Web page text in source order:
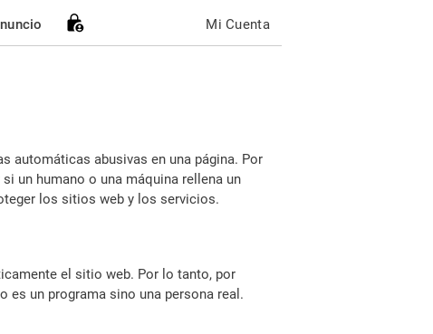
Mi Cuenta
automáticas abusivas en una página. Por
un humano o una máquina rellena un
los sitios web y los servicios.
el sitio web. Por lo tanto, por
es un programa sino una persona real.